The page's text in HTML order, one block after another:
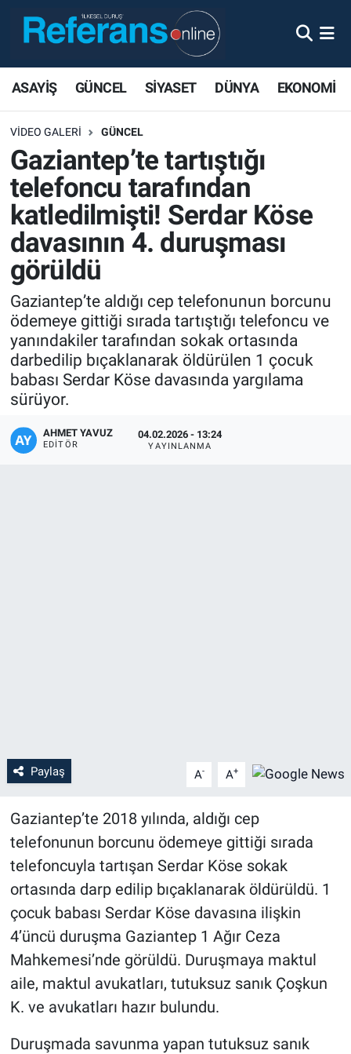
ASAYİŞ GÜNCEL SİYASET DÜNYA EKONOMİ
VIDEO GALERI GÜNCEL
Gaziantep’te tartıştığı
telefoncu tarafından
katledilmişti! Serdar Köse
davasının 4. duruşması
görüldü
Gaziantep’te aldığı cep telefonunun borcunu
ödemeye gittiği sırada tartıştığı telefoncu ve
yanındakiler tarafından sokak ortasında
darbedilip bıçaklanarak öldürülen 1 çocuk
babası Serdar Köse davasında yargılama
sürüyor.
AHMET YAVUZ
EDITÖR
04.02.2026 - 13:24
YAYINLANMA
Paylaş A- A+
Gaziantep’te 2018 yılında, aldığı cep
telefonunun borcunu ödemeye gittiği sırada
telefoncuyla tartışan Serdar Köse sokak
ortasında darp edilip bıçaklanarak öldürüldü. 1
çocuk babası Serdar Köse davasına ilişkin
4’üncü duruşma Gaziantep 1 Ağır Ceza
Mahkemesi’nde görüldü. Duruşmaya maktul
aile, maktul avukatları, tutuksuz sanık Çoşkun
K. ve avukatları hazır bulundu.
Duruşmada savunma yapan tutuksuz sanık